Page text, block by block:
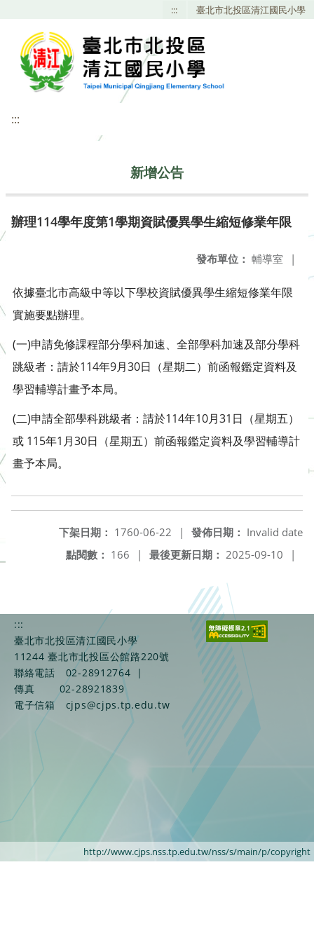
::: 臺北市北投區清江國民小學
:::
新增公告
辦理114學年度第1學期資賦優異學生縮短修業年限
發布單位： 輔導室 |
依據臺北市高級中等以下學校資賦優異學生縮短修業年限
實施要點辦理。
(一)申請免修課程部分學科加速、全部學科加速及部分學科
跳級者：請於114年9月30日（星期二）前函報鑑定資料及
學習輔導計畫予本局。
(二)申請全部學科跳級者：請於114年10月31日（星期五）
或 115年1月30日（星期五）前函報鑑定資料及學習輔導計
畫予本局。
發佈日期： Invalid date
下架日期： 1760-06-22
|
最後更新日期： 2025-09-10 |
點閱數： 166 |
:::
臺北市北投區清江國民小學
11244 臺北市北投區公館路220號
聯絡電話
02-28912764
|
傳真
02-28921839
電子信箱
cjps@cjps.tp.edu.tw
http://www.cjps.nss.tp.edu.tw/nss/s/main/p/copyright